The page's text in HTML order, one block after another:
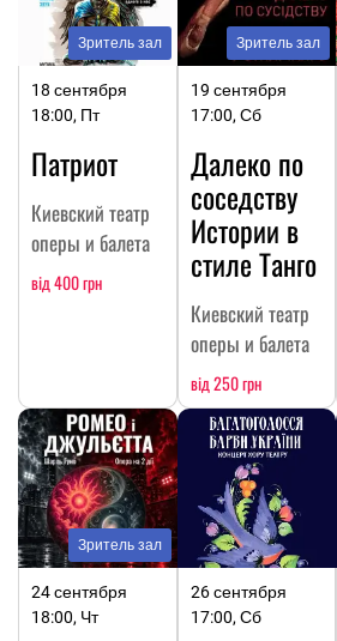
Зритель зал
18 сентября
18:00, Пт
Патриот
Киевский театр
оперы и балета
від 400 грн
Зритель зал
19 сентября
17:00, Сб
Далеко по
соседству
Истории в
стиле Танго
Киевский театр
оперы и балета
від 250 грн
Зритель зал
24 сентября
18:00, Чт
26 сентября
17:00, Сб